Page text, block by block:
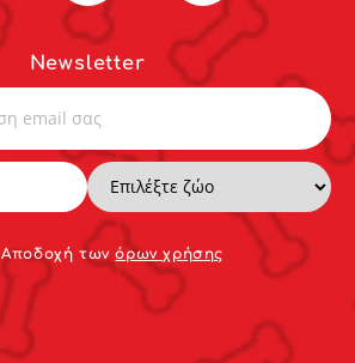
Newsletter
Αποδoχή τωνόρων χρήσης